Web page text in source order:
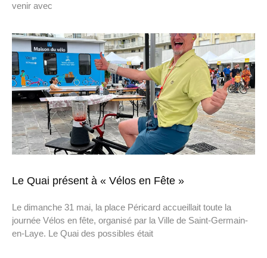
venir avec
Le Quai présent à « Vélos en Fête »
Le dimanche 31 mai, la place Péricard accueillait toute la
journée Vélos en fête, organisé par la Ville de Saint-Germain-
en-Laye. Le Quai des possibles était